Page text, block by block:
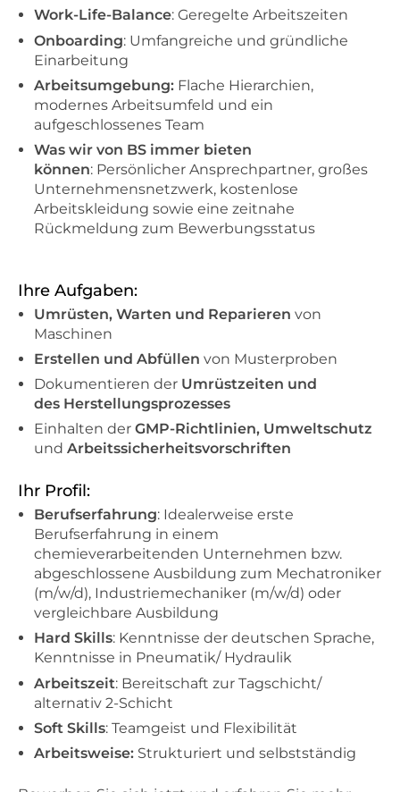
Work-Life-Balance: Geregelte Arbeitszeiten
Onboarding: Umfangreiche und gründliche
Einarbeitung
Arbeitsumgebung: Flache Hierarchien,
modernes Arbeitsumfeld und ein
aufgeschlossenes Team
Was wir von BS immer bieten
können: Persönlicher Ansprechpartner, großes
Unternehmensnetzwerk, kostenlose
Arbeitskleidung sowie eine zeitnahe
Rückmeldung zum Bewerbungsstatus
Ihre Aufgaben:
Umrüsten, Warten und Reparieren von
Maschinen
Erstellen und Abfüllen von Musterproben
Dokumentieren der Umrüstzeiten und
des Herstellungsprozesses
Einhalten der GMP-Richtlinien, Umweltschutz
und Arbeitssicherheitsvorschriften
Ihr Profil:
Berufserfahrung: Idealerweise erste
Berufserfahrung in einem
chemieverarbeitenden Unternehmen bzw.
abgeschlossene Ausbildung zum Mechatroniker
(m/w/d), Industriemechaniker (m/w/d) oder
vergleichbare Ausbildung
Hard Skills: Kenntnisse der deutschen Sprache,
Kenntnisse in Pneumatik/ Hydraulik
Arbeitszeit: Bereitschaft zur Tagschicht/
alternativ 2-Schicht
Soft Skills: Teamgeist und Flexibilität
Arbeitsweise: Strukturiert und selbstständig